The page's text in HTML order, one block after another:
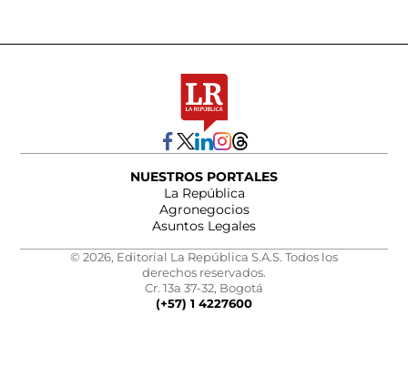
NUESTROS PORTALES
La República
Agronegocios
Asuntos Legales
© 2026, Editorial La República S.A.S. Todos los
derechos reservados.
Cr. 13a 37-32, Bogotá
(+57) 1 4227600